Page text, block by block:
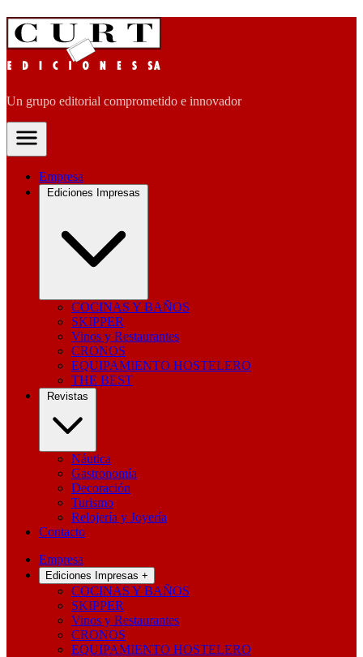
Un grupo editorial comprometido e innovador
Empresa
Ediciones Impresas
COCINAS Y BAÑOS
SKIPPER
Vinos y Restaurantes
CRONOS
EQUIPAMIENTO HOSTELERO
THE BEST
Revistas
Náutica
Gastronomía
Decoración
Turismo
Relojería y Joyería
Contacto
Empresa
Ediciones Impresas +
COCINAS Y BAÑOS
SKIPPER
Vinos y Restaurantes
CRONOS
EQUIPAMIENTO HOSTELERO